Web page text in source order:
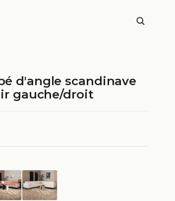
d'angle scandinave
gauche/droit